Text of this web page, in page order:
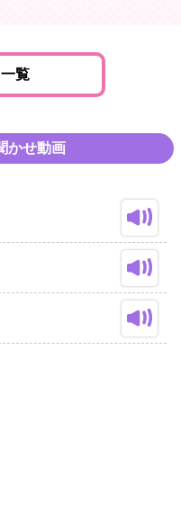
覧
かせ動画